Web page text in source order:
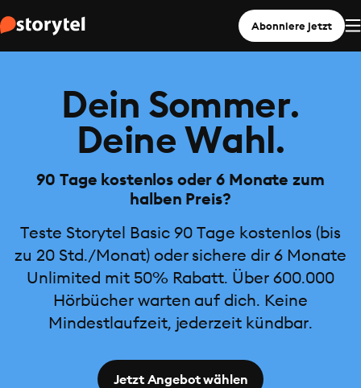
Abonniere jetzt
Dein Sommer.
Deine Wahl.
90 Tage kostenlos oder 6 Monate zum
halben Preis?
Teste Storytel Basic 90 Tage kostenlos (bis
zu 20 Std./Monat) oder sichere dir 6 Monate
Unlimited mit 50% Rabatt. Über 600.000
Hörbücher warten auf dich. Keine
Mindestlaufzeit, jederzeit kündbar.
Jetzt Angebot wählen